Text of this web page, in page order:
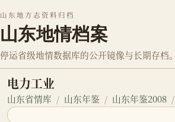
山东地方志资料归档
山东地情档案
停运省级地情数据库的公开镜像与长期存档。
电力工业
山东省情库 山东年鉴 山东年鉴2008